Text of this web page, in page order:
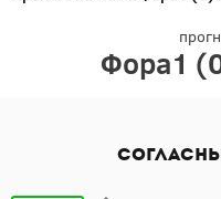
Фора1